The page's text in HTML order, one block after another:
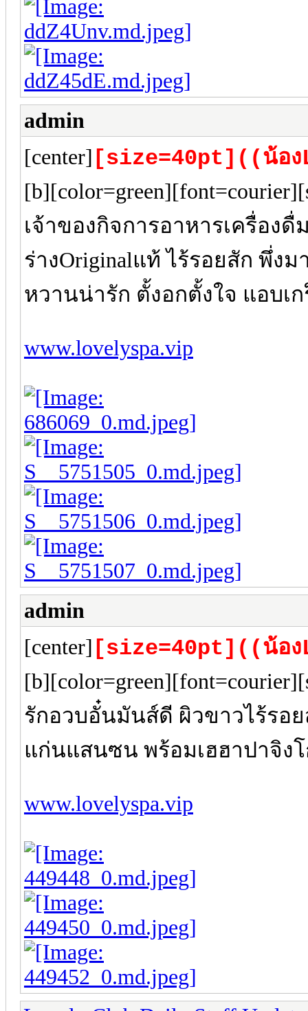
admin
[center] [size=40pt]((น้อ
เจ้าของกิจการอาหารเครื่อง
ร่างOriginalแท้ ไร้รอยสัก พึ่ง
หวานน่ารัก ตั้งอกตั้งใจ แอบเ
www.lovelyspa.vip
admin
[center] [size=40pt]((น้อ
รักอวบอั๋นมันส์ดี ผิวขาวไร้รอย
แก่นแสนซน พร้อมเฮฮาปาจิง
www.lovelyspa.vip